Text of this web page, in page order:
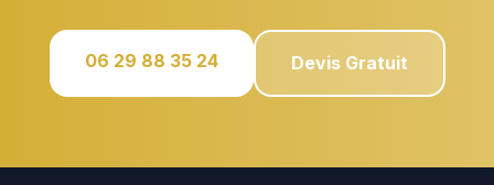
06 29 88 35 24 Devis Gratuit